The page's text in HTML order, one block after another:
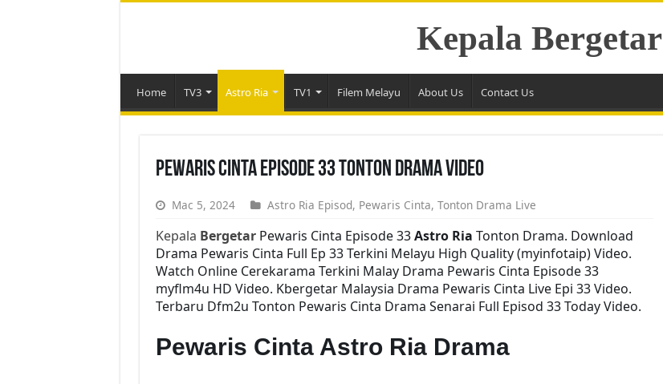
Kepala Bergetar
Home TV3 Astro Ria TV1 Filem Melayu About Us Contact Us
Pewaris Cinta Episode 33 Tonton Drama Video
Mac 5, 2024 Astro Ria Episod, Pewaris Cinta, Tonton Drama Live
Kepala BergetarPewaris Cinta Episode 33Astro Ria Tonton Drama. Download
Drama Pewaris Cinta Full Ep 33 Terkini Melayu High Quality (myinfotaip) Video.
Watch Online Cerekarama Terkini Malay Drama Pewaris Cinta Episode 33
myflm4u HD Video. Kbergetar Malaysia Drama Pewaris Cinta Live Epi 33 Video.
Terbaru Dfm2u Tonton Pewaris Cinta Drama Senarai Full Episod 33 Today Video.
Pewaris Cinta Astro Ria Drama